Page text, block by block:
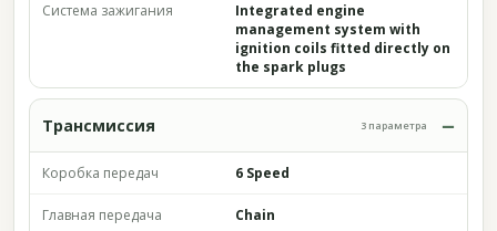
Система зажигания
Integrated engine
management system with
ignition coils fitted directly on
the spark plugs
Трансмиссия 3 параметра
Коробка передач 6 Speed
Главная передача Chain